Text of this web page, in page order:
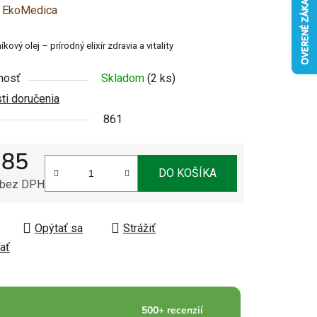
EkoMedica
olej – prírodný elixír zdravia a vitality
Skladom (2 ks)
doručenia
861
DPH
DO KOŠÍKA
Opýtať sa
Strážiť
500+ recenzií